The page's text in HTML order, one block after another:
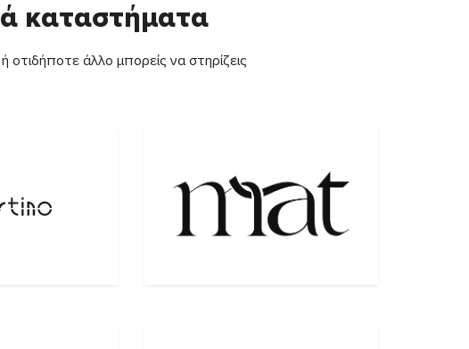
καταστήματα
άλλο μπορείς να στηρίζεις